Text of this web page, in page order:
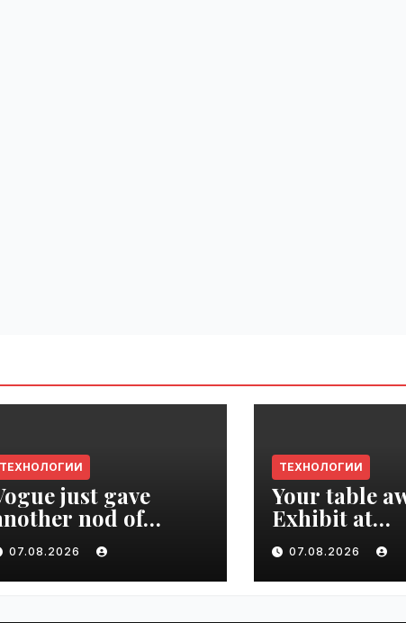
ТЕХНОЛОГИИ
just gave
nod of
to the tech
| VseTime.ru
07.08.2026
ТЕХНОЛОГИИ
Your table
Exhibit at
TechCrunch
2026 to be
thousands |
07.08.2026